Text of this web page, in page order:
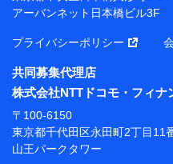
※ 当社および株式会社
ソナルデータ憲章」に定め
※ パーソナルデータダッ
管理」の設定状態にかか
ります。
※ dポイントクラブ会員で
月11日以降、一度もdポイ
がないお客さまに限る）
アーバンネット日本橋ビル3F
プライバシーポリシー
共同募集代理店
株式会社NTTドコモ・フィナ
〒100-6150
東京都千代田区永田町2丁目11
山王パークタワー